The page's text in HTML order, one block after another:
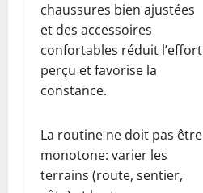
chaussures bien ajustées
et des accessoires
confortables réduit l’effort
perçu et favorise la
constance.
La routine ne doit pas être
monotone: varier les
terrains (route, sentier,